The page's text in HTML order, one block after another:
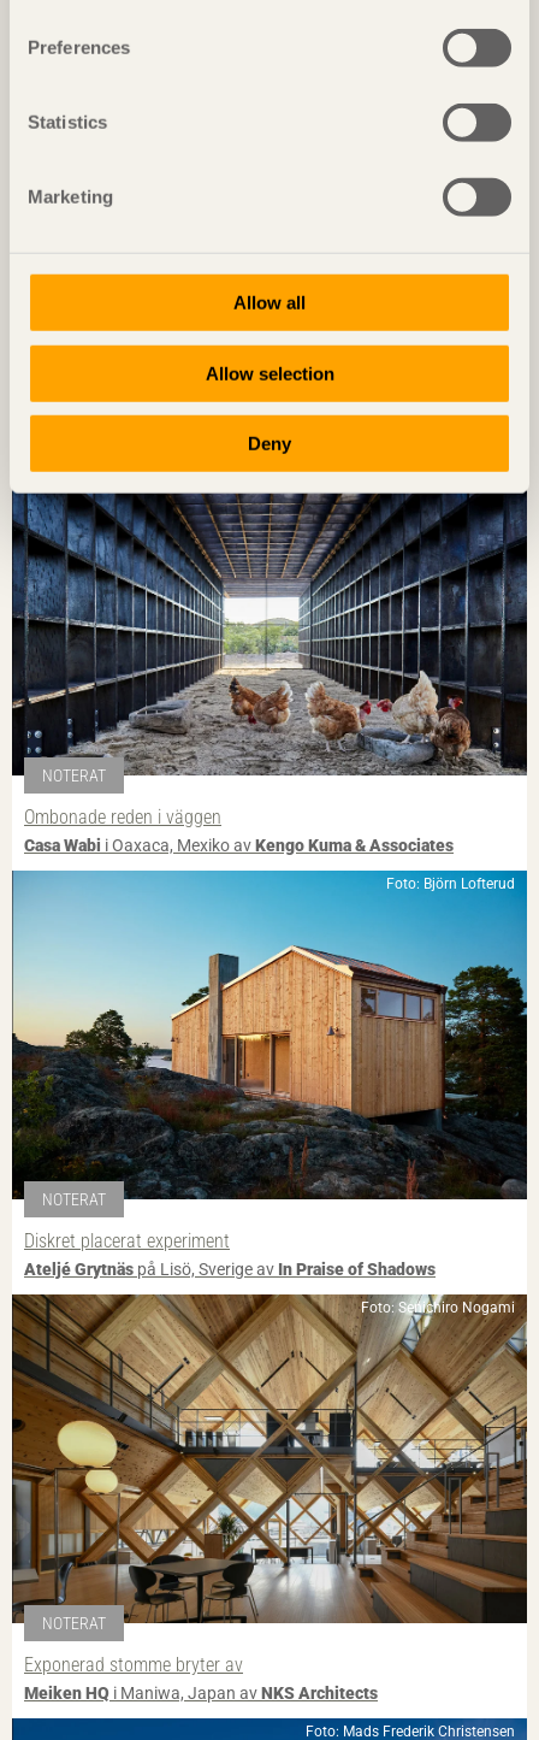
Preferences
Statistics
Marketing
Allow all
Allow selection
Deny
Foto: Takumi Ota
NOTERAT
Hus för Marebitoi Nanto, Japan avVuild
NOTERAT
Ombonade reden i väggen
Casa Wabi i Oaxaca, Mexiko avKengo Kuma & Associates
Foto: Björn Lofterud
NOTERAT
Diskret placerat experiment
Ateljé Grytnäs på Lisö, Sverige av In Praise of Shadows
Foto: Senichiro Nogami
NOTERAT
Exponerad stomme bryter av
Meiken HQ i Maniwa, Japan avNKS Architects
Foto: Mads Frederik Christensen